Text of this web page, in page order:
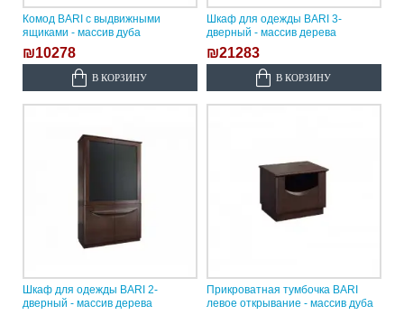
Комод BARI с выдвижными
ящиками - массив дуба
₪10278
В КОРЗИНУ
Шкаф для одежды BARI 3-
дверный - массив дерева
₪21283
В КОРЗИНУ
Шкаф для одежды BARI 2-
дверный - массив дерева
Прикроватная тумбочка BARI
левое открывание - массив дуба